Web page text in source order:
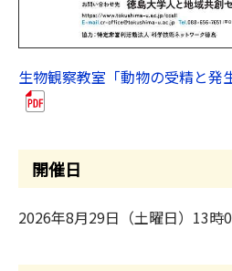
生物観察教室「動物の受精と発
開催日
2026年8月29日（土曜日）13時